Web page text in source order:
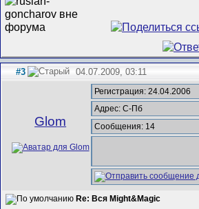
#3 04.07.2009, 03:11
Glom
Регистрация: 24.04.2006
Адрес: С-Пб
Сообщения: 14
Re: Вся Might&Magic